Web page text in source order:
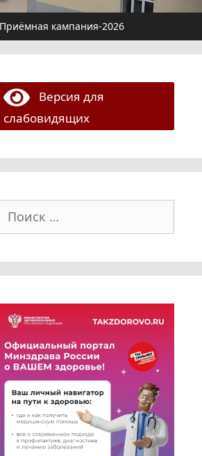
Приёмная кампания-2026
Версия для
слабовидящих